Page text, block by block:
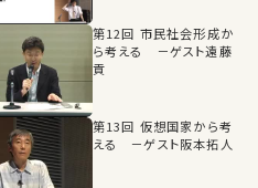
第12回 市民社会形成か
ら考える －ゲスト遠藤
貢
第13回 仮想国家から考
える －ゲスト阪本拓人